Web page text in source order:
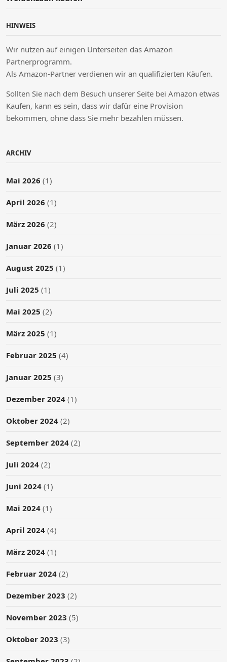
HINWEIS
Wir nutzen auf einigen Unterseiten das Amazon
Partnerprogramm.
Als Amazon-Partner verdienen wir an qualifizierten Käufen.
Sollten Sie nach dem Besuch unserer Seite bei Amazon etwas
Kaufen, kann es sein, dass wir dafür eine Provision
bekommen, ohne dass Sie mehr bezahlen müssen.
ARCHIV
Mai 2026 (1)
April 2026 (1)
März 2026 (2)
Januar 2026 (1)
August 2025 (1)
Juli 2025 (1)
Mai 2025 (2)
März 2025 (1)
Februar 2025 (4)
Januar 2025 (3)
Dezember 2024 (1)
Oktober 2024 (2)
September 2024 (2)
Juli 2024 (2)
Juni 2024 (1)
Mai 2024 (1)
April 2024 (4)
März 2024 (1)
Februar 2024 (2)
Dezember 2023 (2)
November 2023 (5)
Oktober 2023 (3)